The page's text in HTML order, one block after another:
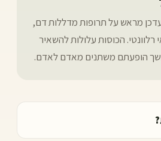
מראש על תרופות מדללות דם,
רלוונטי. הכוסות עלולות להשאיר
הופעתם משתנים מאדם לאדם.